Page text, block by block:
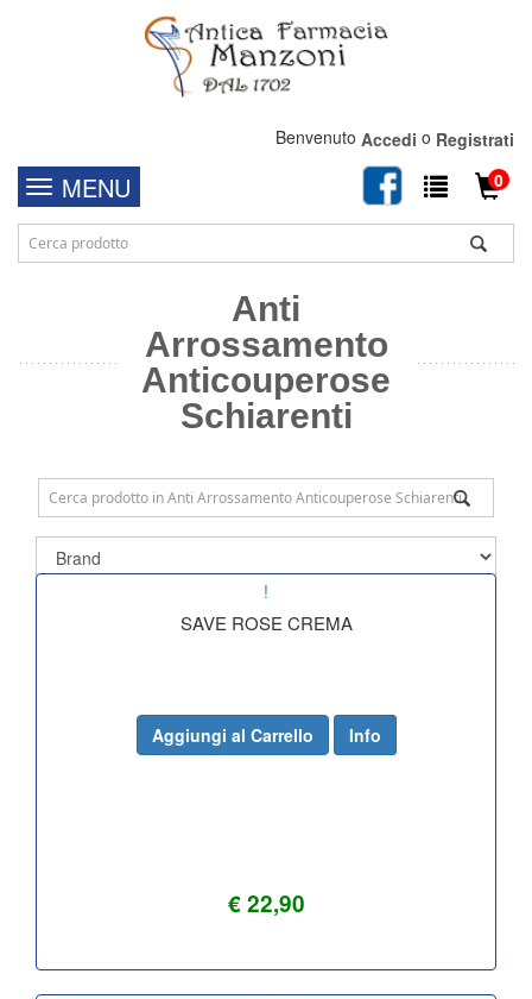
Benvenuto Accedi o Registrati
MENU 0
Anti
Arrossamento
Anticouperose
Schiarenti
!
SAVE ROSE CREMA
€ 22,90
Aggiungi al Carrello Info